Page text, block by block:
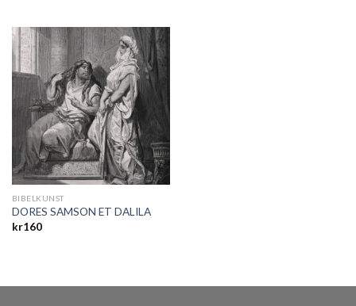
BIBELKUNST
DORES SAMSON ET DALILA
kr160